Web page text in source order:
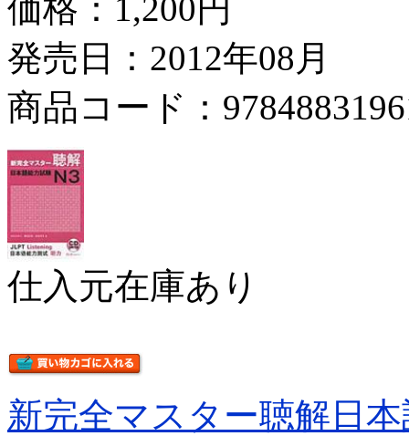
価格： 1,200円
発売日：2012年08月
商品コード：
仕入元在庫あり
新完全マスター聴解日